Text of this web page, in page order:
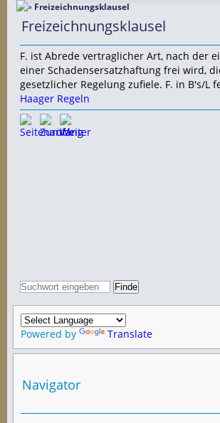
Freizeichnungsklausel
Freizeichnungsklausel
F. ist Abrede vertraglicher Art, nach der
einer Schadensersatzhaftung frei wird,
gesetzlicher Regelung zufiele. F. in B's/L
Haager Regeln
Powered by Translate
Navigator